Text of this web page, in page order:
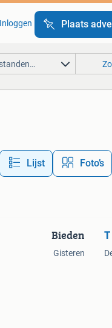
Inloggen Plaats
Lijst Foto’s
Bieden
Gisteren
T